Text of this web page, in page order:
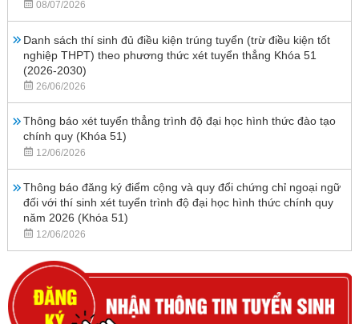
08/07/2026
Danh sách thí sinh đủ điều kiện trúng tuyển (trừ điều kiện tốt
nghiệp THPT) theo phương thức xét tuyển thẳng Khóa 51
(2026-2030)
26/06/2026
Thông báo xét tuyển thẳng trình độ đại học hình thức đào tạo
chính quy (Khóa 51)
12/06/2026
Thông báo đăng ký điểm cộng và quy đổi chứng chỉ ngoại ngữ
đối với thí sinh xét tuyển trình độ đại học hình thức chính quy
năm 2026 (Khóa 51)
12/06/2026